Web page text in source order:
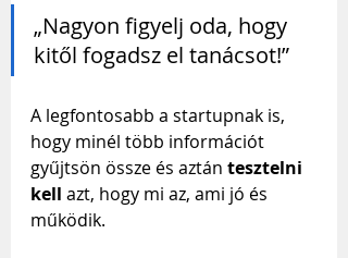
„Nagyon figyelj oda, hogy
kitől fogadsz el tanácsot!”
A legfontosabb a startupnak is,
hogy minél több információt
gyűjtsön össze és aztán tesztelni
kell azt, hogy mi az, ami jó és
működik.